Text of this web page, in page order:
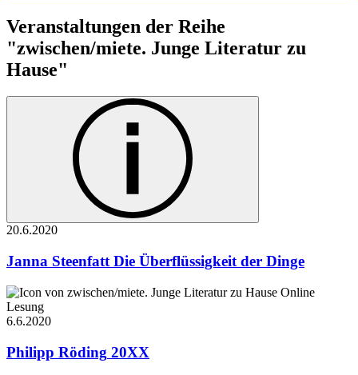
Veranstaltungen der Reihe
"zwischen/miete. Junge Literatur zu
Hause"
20.6.2020
Janna Steenfatt Die Überflüssigkeit der Dinge
Online
Lesung
6.6.2020
Philipp Röding 20XX